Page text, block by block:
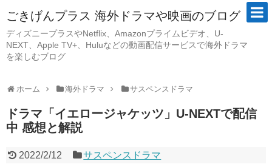
ごきげんプラス 海外ドラマや映画のブログ
ディズニープラスやNetflix、Amazonプライムビデオ、U-
NEXT、Apple TV+、Huluなどの動画配信サービスで海外ドラマ
を楽しむブログ
ホーム 海外ドラマ サスペンスドラマ
ドラマ「イエロージャケッツ」U-NEXTで配信
中 感想と解説
2022/2/12 サスペンスドラマ